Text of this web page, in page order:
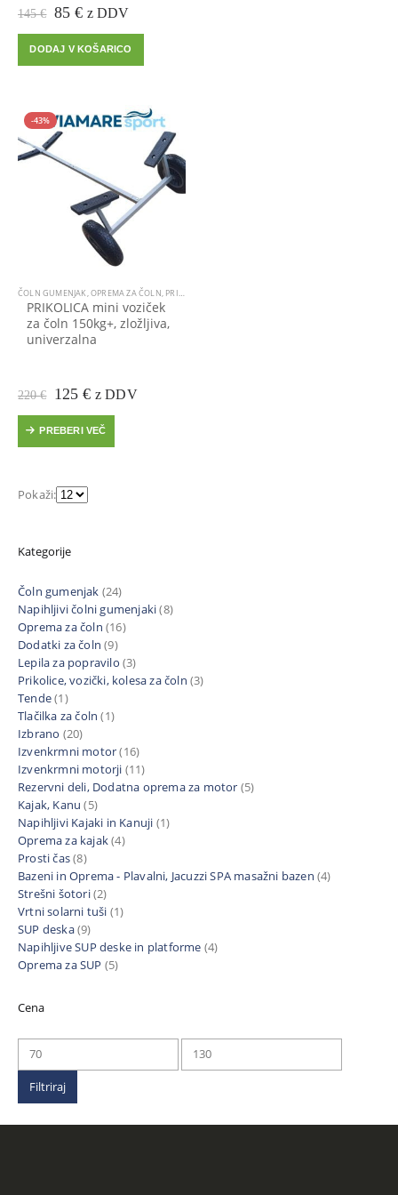
145€ Prvotna
je
85 €Trenutna
je:
z DDV
DODAJ V KOŠARICO
-43%
ČOLN GUMENJAK,OPREMA ZA ČOLN, PRIKOLICE, VOZIČKI, KOLESA ZA ČOLN
PRIKOLICA mini voziček
za čoln 150kg+, zložljiva,
univerzalna
220€ Prvotna
je
125€Trenutna
je:
z DDV
PREBERI VEČ
Pokaži:
Kategorije
Čoln gumenjak (24)
Napihljivi čolni gumenjaki(8)
Oprema za čoln (16)
Dodatki za čoln (9)
Lepila za popravilo (3)
Prikolice, vozički, kolesa za čoln (3)
Tende(1)
Tlačilka za čoln (1)
Izbrano (20)
Izvenkrmni motor(16)
Izvenkrmni motorji (11)
Rezervni deli, Dodatna oprema za motor (5)
Kajak, Kanu (5)
Napihljivi Kajaki in Kanuji (1)
Oprema za kajak(4)
Prosti čas(8)
Bazeni in Oprema - Plavalni, Jacuzzi SPA masažni bazen (4)
Strešni šotori(2)
Vrtni solarni tuši (1)
SUP deska(9)
Napihljive SUP deske in platforme (4)
Oprema za SUP (5)
Cena
Min
Max
Filtriraj